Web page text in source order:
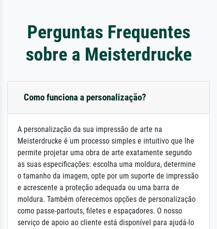
Perguntas Frequentes
sobre a Meisterdrucke
Como funciona a personalização?
A personalização da sua impressão de arte na
Meisterdrucke é um processo simples e intuitivo que lhe
permite projetar uma obra de arte exatamente segundo
as suas especificações: escolha uma moldura, determine
o tamanho da imagem, opte por um suporte de impressão
e acrescente a proteção adequada ou uma barra de
moldura. Também oferecemos opções de personalização
como passe-partouts, filetes e espaçadores. O nosso
serviço de apoio ao cliente está disponível para ajudá-lo